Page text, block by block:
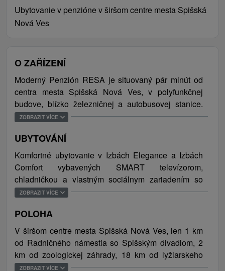
Ubytovanie v penzióne v širšom centre mesta Spišská
Nová Ves
O ZAŘÍZENÍ
Moderný Penzión RESA je situovaný pár minút od
centra mesta Spišská Nová Ves, v polyfunkčnej
budove, blízko železničnej a autobusovej stanice.
Oceníte tak ľahkú dostupnosť verejnej dopravy, ktorá
miesto. Penzión ponúka komfortné ubytovanie v
jednolôžkových, dvojlôžkových, trojlôžkových a
štvorlôžkových izbách.Súčasťou vybavenia každej
ubytovacej jednotky je kúpeľňa so sprchovacím
kútom, toaletou, televízorom a wifi pripojením. Počas
pobytu je hosťom k dispozícií služba recepcie, dve
plne zariadené kuchyne. Ubytovaní hostia si môžu
možné zabezpečiť pranie, sušenie a žehlenie
bielizne. Samozrejmosťou je pripojenie na internet a
parkovanie v areáli ubytovacieho zariadenia.
ZOBRAZIT VÍCE
UBYTOVÁNÍ
Komfortné ubytovanie v Izbách Elegance a Izbách
Comfort vybavených SMART televízorom,
chladničkou a vlastným sociálnym zariadením so
sprchovacím kútom, toaletou, umývadlom a uterákmi.
Kapacitu možno navýšiť o prístelky.
ZOBRAZIT VÍCE
POLOHA
V širšom centre mesta Spišská Nová Ves, len 1 km
od Radničného námestia so Spišským divadlom, 2
km od zoologickej záhrady, 18 km od lyžiarskeho
vleku v SKI Mraznica, 30 km od mesta Poprad s
ZOBRAZIT VÍCE